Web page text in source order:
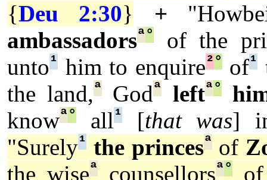
{Deu 2:30} +
ambassadorsª°
of the
unto¹ him to enquire²°of¹
the land,ªGodª leftª°
knowª° all¹ [that was]
"Surely¹ the princesª of
the wiseª counsellorsª°of